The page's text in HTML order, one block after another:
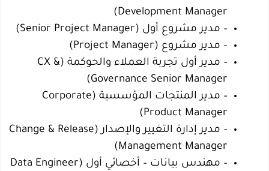
Development Manager)
– مدير مشروع أول (Senior Project Manager)
– مدير مشروع (Project Manager)
– مدير أول تجربة العملاء والحوكمة (CX &
Governance Senior Manager)
– مدير المنتجات المؤسسية (Corporate
Product Manager)
– مدير إدارة التغيير والإصدار (Change & Release
Management Manager)
– مهندس بيانات – أخصائي أول (Data Engineer